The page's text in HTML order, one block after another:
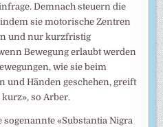
Demnach steuern die
sie motorische Zentren
und nur kurzfristig
Bewegung erlaubt werden
wie sie beim
und Händen geschehen, greift
so Arber.
«Substantia Nigra